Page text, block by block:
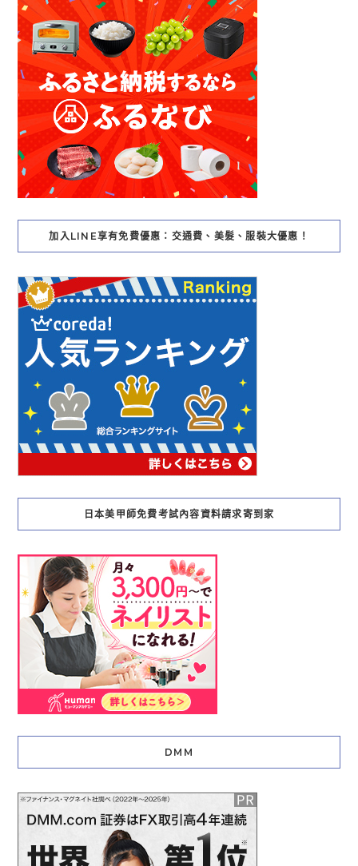
加入LINE享有免費優惠：交通費、美髮、服裝大優惠！
日本美甲師免費考試內容資料請求寄到家
DMM